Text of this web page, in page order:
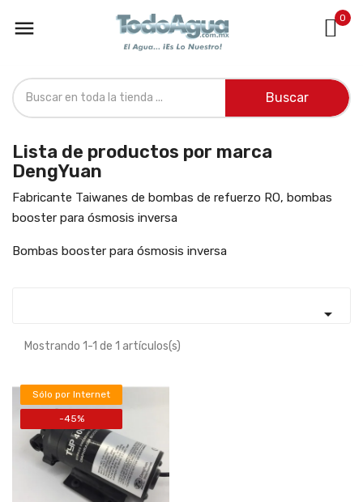
 0
Buscar
Lista de productos por marca
DengYuan
Fabricante Taiwanes de bombas de refuerzo RO, bombas
booster para ósmosis inversa
Bombas booster para ósmosis inversa

Mostrando 1-1 de 1 artículos(s)
Sólo por Internet
-45%